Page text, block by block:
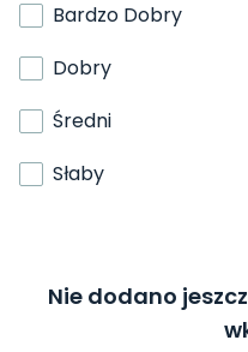
Bardzo Dobry
Dobry
Średni
Słaby
Nie dodano